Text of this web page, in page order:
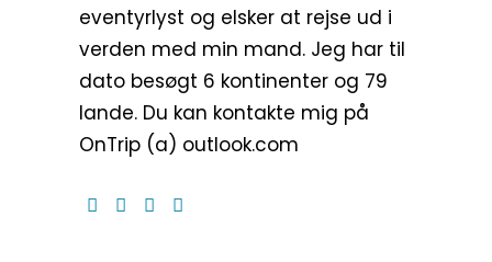
eventyrlyst og elsker at rejse ud i
verden med min mand. Jeg har til
dato besøgt 6 kontinenter og 79
lande. Du kan kontakte mig på
OnTrip (a) outlook.com